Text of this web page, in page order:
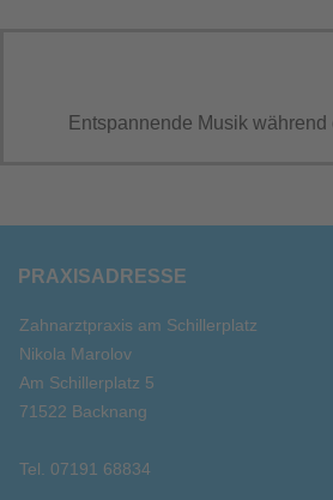
Entspannende Musik
PRAXISADRESSE
Zahnarztpraxis am Schillerplatz
Nikola Marolov
Am Schillerplatz 5
71522 Backnang
Tel. 07191 68834